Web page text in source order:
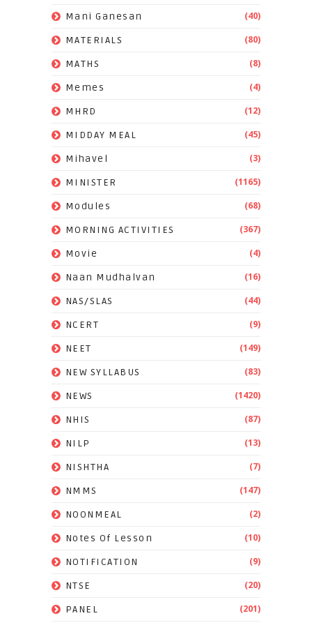
Mani Ganesan (40)
MATERIALS (80)
MATHS (8)
Memes (4)
MHRD (12)
MIDDAY MEAL (45)
Mihavel (3)
MINISTER (1165)
Modules (68)
MORNING ACTIVITIES (367)
Movie (4)
Naan Mudhalvan (16)
NAS/SLAS (44)
NCERT (9)
NEET (149)
NEW SYLLABUS (83)
NEWS (1420)
NHIS (87)
NILP (13)
NISHTHA (7)
NMMS (147)
NOONMEAL (2)
Notes Of Lesson (10)
NOTIFICATION (9)
NTSE (20)
PANEL (201)